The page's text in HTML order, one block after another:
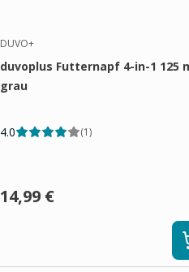
DUVO+
duvoplus Futternapf 4-in-1 125
grau
4.0 (1)
14,99 €